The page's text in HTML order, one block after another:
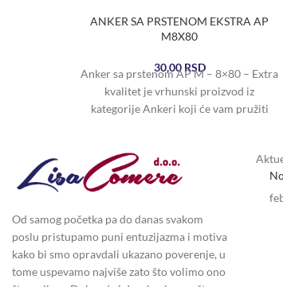
ANKER SA PRSTENOM EKSTRA AP
M8X80
30,00 RSD
Anker sa prstenom AP M – 8×80 – Extra
kvalitet je vrhunski proizvod iz
kategorije Ankeri koji će vam pružiti
Od samog početka pa do danas svakom
poslu pristupamo puni entuzijazma i motiva
kako bi smo opravdali ukazano poverenje, u
tome uspevamo najviše zato što volimo ono